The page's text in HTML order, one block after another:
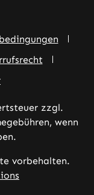
zzgl.
wenn
vorbehalten.